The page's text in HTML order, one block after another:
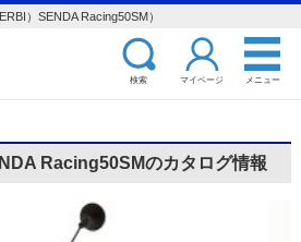
）SENDA Racing50SM）
検索 マイページ メニュー
Racing50SMのカタログ情報